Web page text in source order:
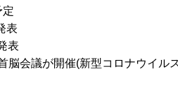
定
表
表
脳会議が開催(新型コロナウイル